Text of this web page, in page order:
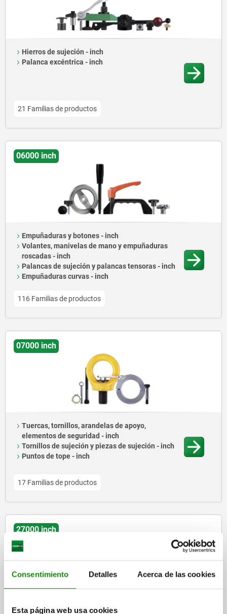
Consentimiento Detalles Acerca de las cookies
Esta página web usa cookies
Hierros de sujeción - inch
Palanca excéntrica - inch
21 Familias de productos
06000 inch
Empuñaduras y botones - inch
Volantes, manivelas de mano y empuñaduras
roscadas - inch
Palancas de sujeción y palancas tensoras - inch
Empuñaduras curvas - inch
116 Familias de productos
07000 inch
Tuercas, tornillos, arandelas de apoyo,
elementos de seguridad - inch
Tornillos de sujeción y piezas de sujeción - inch
Puntos de tope - inch
17 Familias de productos
27000 inch
Pies regulables, pies de máquina - inch